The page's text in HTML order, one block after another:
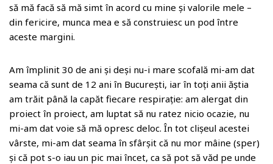
să mă facă să mă simt în acord cu mine și valorile mele –
din fericire, munca mea e să construiesc un pod între
aceste margini.
Am împlinit 30 de ani și deși nu-i mare scofală mi-am dat
seama că sunt de 12 ani în București, iar în toți anii ăștia
am trăit până la capăt fiecare respirație: am alergat din
proiect în proiect, am luptat să nu ratez nicio ocazie, nu
mi-am dat voie să mă opresc deloc. În tot clișeul acestei
vârste, mi-am dat seama în sfârșit că nu mor mâine (sper)
și că pot s-o iau un pic mai încet, ca să pot să văd pe unde